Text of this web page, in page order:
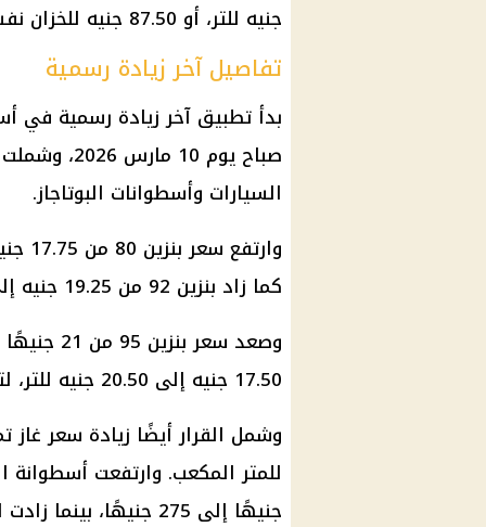
جنيه للتر، أو 87.50 جنيه للخزان نفسه.
تفاصيل آخر زيادة رسمية
بدأ تطبيق آخر زيادة رسمية في
صباح يوم 10 مارس 2026، وشملت
السيارات وأسطوانات البوتاجاز.
وارتفع سعر بنزين 80
كما زاد بنزين 92
من 19.25 جنيه إلى 22.25 جنيه للتر.
وصعد سعر بنزين 95
17.50 جنيه إلى 20.50 جنيه للتر، لتبلغ الزيادة في كل نوع 3 جنيهات.
وشمل القرار أيضًا زيادة سعر غاز